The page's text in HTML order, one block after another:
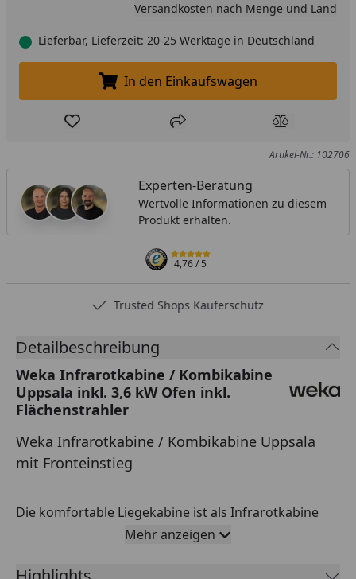
Versandkosten nach Menge und Land
Lieferbar, Lieferzeit: 20-25 Werktage in Deutschland
In den Einkaufswagen legen
In den Einkaufswagen
Produkt zur Wunschliste hinzufügen
Teilen Produkt
Artikel-Nr.: 102706
Experten-Beratung
Wertvolle Informationen zu diesem
Produkt erhalten.
4,76/ 5
Trusted Shops Käuferschutz
Detailbeschreibung
Weka Infrarotkabine / Kombikabine
Uppsala inkl. 3,6 kW Ofen inkl.
Flächenstrahler
Weka Infrarotkabine / Kombikabine Uppsala
mit Fronteinstieg
Die komfortable Liegekabine ist als Infrarotkabine
oder vollwertige Sauna zu nutzen. Der 230-Volt-
Anschluss in der Kombivariante garantiert
problemloses Wellnessvergnügen. (Aufgrund der
Mehr anzeigen